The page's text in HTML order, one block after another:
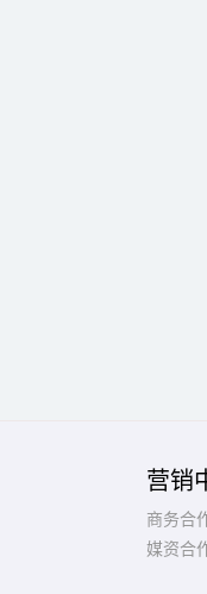
营销
商务合
媒资合